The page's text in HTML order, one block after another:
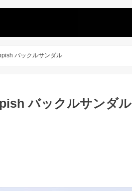
バックルサンダル
バックルサンダル